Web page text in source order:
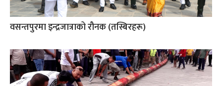
वसन्तपुरमा इन्द्रजात्राको रौनक (तस्बिरहरू)